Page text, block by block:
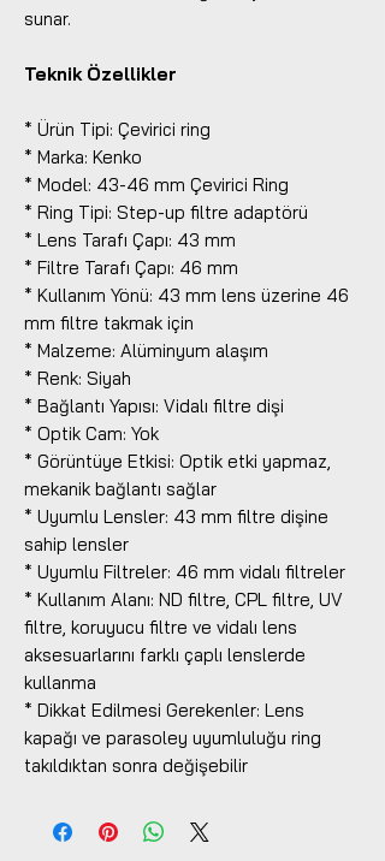
sunar.
Teknik Özellikler
* Ürün Tipi: Çevirici ring
* Marka: Kenko
* Model: 43-46 mm Çevirici Ring
* Ring Tipi: Step-up filtre adaptörü
* Lens Tarafı Çapı: 43 mm
* Filtre Tarafı Çapı: 46 mm
* Kullanım Yönü: 43 mm lens üzerine 46
mm filtre takmak için
* Malzeme: Alüminyum alaşım
* Renk: Siyah
* Bağlantı Yapısı: Vidalı filtre dişi
* Optik Cam: Yok
* Görüntüye Etkisi: Optik etki yapmaz,
mekanik bağlantı sağlar
* Uyumlu Lensler: 43 mm filtre dişine
sahip lensler
* Uyumlu Filtreler: 46 mm vidalı filtreler
* Kullanım Alanı: ND filtre, CPL filtre, UV
filtre, koruyucu filtre ve vidalı lens
aksesuarlarını farklı çaplı lenslerde
kullanma
* Dikkat Edilmesi Gerekenler: Lens
kapağı ve parasoley uyumluluğu ring
takıldıktan sonra değişebilir